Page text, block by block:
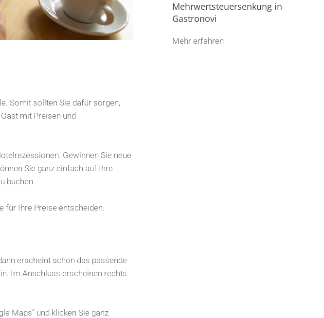
Somit sollten Sie dafür sorgen,
mit Preisen und
Gewinnen Sie neue
Sie ganz einfach auf Ihre
buchen.
für Ihre Preise entscheiden.
erscheint schon das passende
Im Anschluss erscheinen rechts
Maps“ und klicken Sie ganz
Mehrwertsteuersenkung in
Gastronovi
Mehr erfahren